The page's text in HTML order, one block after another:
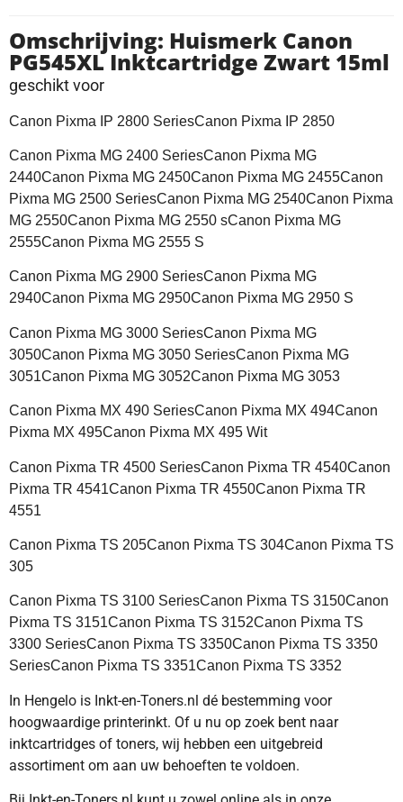
Omschrijving: Huismerk Canon
PG545XL Inktcartridge Zwart 15ml
geschikt voor
Canon Pixma IP 2800 SeriesCanon Pixma IP 2850
Canon Pixma MG 2400 SeriesCanon Pixma MG
2440Canon Pixma MG 2450Canon Pixma MG 2455Canon
Pixma MG 2500 SeriesCanon Pixma MG 2540Canon Pixma
MG 2550Canon Pixma MG 2550 sCanon Pixma MG
2555Canon Pixma MG 2555 S
Canon Pixma MG 2900 SeriesCanon Pixma MG
2940Canon Pixma MG 2950Canon Pixma MG 2950 S
Canon Pixma MG 3000 SeriesCanon Pixma MG
3050Canon Pixma MG 3050 SeriesCanon Pixma MG
3051Canon Pixma MG 3052Canon Pixma MG 3053
Canon Pixma MX 490 SeriesCanon Pixma MX 494Canon
Pixma MX 495Canon Pixma MX 495 Wit
Canon Pixma TR 4500 SeriesCanon Pixma TR 4540Canon
Pixma TR 4541Canon Pixma TR 4550Canon Pixma TR
4551
Canon Pixma TS 205Canon Pixma TS 304Canon Pixma TS
305
Canon Pixma TS 3100 SeriesCanon Pixma TS 3150Canon
Pixma TS 3151Canon Pixma TS 3152Canon Pixma TS
3300 SeriesCanon Pixma TS 3350Canon Pixma TS 3350
SeriesCanon Pixma TS 3351Canon Pixma TS 3352
In Hengelo is Inkt-en-Toners.nl dé bestemming voor
hoogwaardige printerinkt. Of u nu op zoek bent naar
inktcartridges of toners, wij hebben een uitgebreid
assortiment om aan uw behoeften te voldoen.